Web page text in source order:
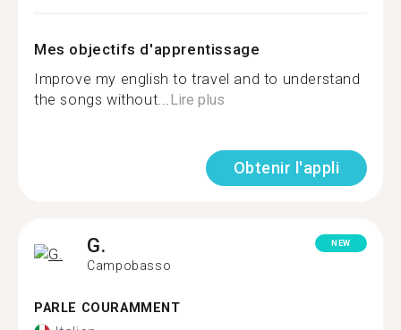
Mes objectifs d'apprentissage
Improve my english to travel and to understand
the songs without...Lire plus
Obtenir l'appli
G.
Campobasso
NEW
PARLE COURAMMENT